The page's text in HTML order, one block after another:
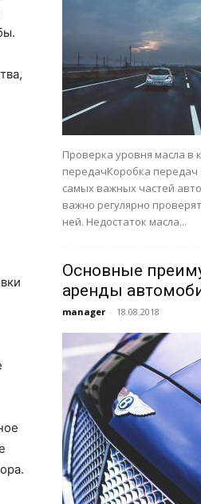
Проверка уровня масла в
передачКоробка передач
самых важных частей
важно регулярно
ней. Недостаток масла...
Основные
аренды
manager - 18.08.2018